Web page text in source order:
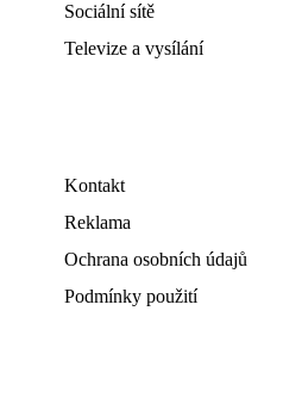
Sociální sítě
Televize a vysílání
Kontakt
Reklama
Ochrana osobních údajů
Podmínky použití